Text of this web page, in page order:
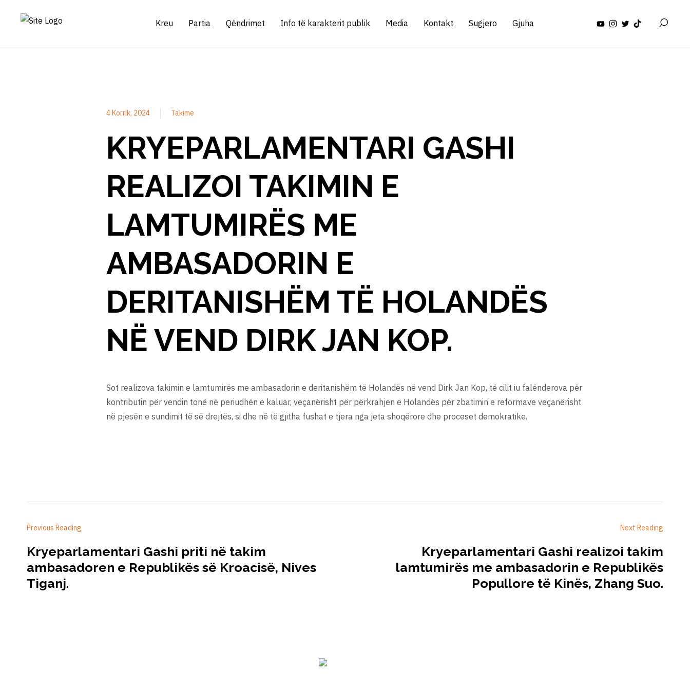
Kreu Partia Qëndrimet Info të karakterit publik Media Kontakt Sugjero Gjuha
4 Korrik, 2024 Takime
KRYEPARLAMENTARI GASHI
REALIZOI TAKIMIN E
LAMTUMIRËS ME
AMBASADORIN E
DERITANISHËM TË HOLANDËS
NË VEND DIRK JAN KOP.
Sot realizova takimin e lamtumirës me ambasadorin e deritanishëm të Holandës në vend Dirk Jan Kop, të cilit iu falënderova për
kontributin për vendin tonë në periudhën e kaluar, veçanërisht për përkrahjen e Holandës për zbatimin e reformave veçanërisht
në pjesën e sundimit të së drejtës, si dhe në të gjitha fushat e tjera nga jeta shoqërore dhe proceset demokratike.
Previous Reading
Kryeparlamentari Gashi priti në takim
ambasadoren e Republikës së Kroacisë, Nives
Tiganj.
Next Reading
Kryeparlamentari Gashi realizoi takim
lamtumirës me ambasadorin e Republikës
Popullore të Kinës, Zhang Suo.